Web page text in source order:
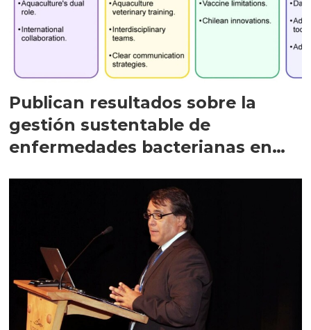
Publican resultados sobre la
gestión sustentable de
enfermedades bacterianas en